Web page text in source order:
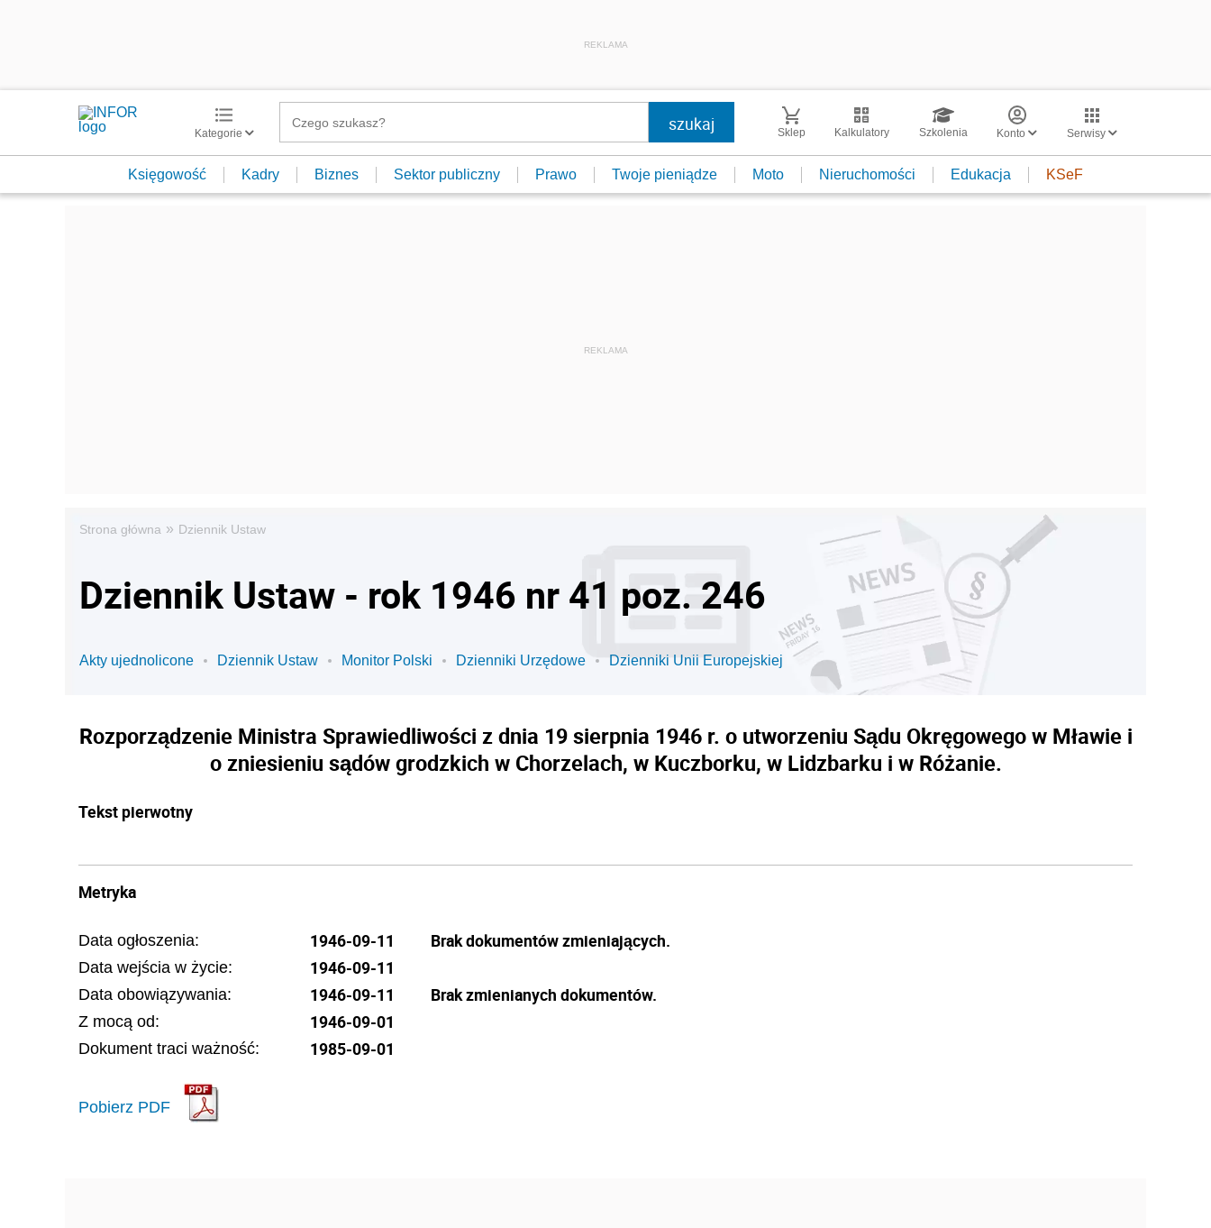
REKLAMA
Kategorie Sklep Kalkulatory Szkolenia Konto Serwisy
Księgowość Kadry Biznes Sektor publiczny Prawo Twoje pieniądze Moto Nieruchomości Edukacja KSeF
Strona główna » Dziennik Ustaw
Dziennik Ustaw - rok 1946 nr 41 poz. 246
Akty ujednolicone Dziennik Ustaw Monitor Polski Dzienniki Urzędowe Dzienniki Unii Europejskiej
Rozporządzenie Ministra Sprawiedliwości z dnia 19 sierpnia 1946 r. o utworzeniu Sądu Okręgowego w Mławie i
o zniesieniu sądów grodzkich w Chorzelach, w Kuczborku, w Lidzbarku i w Różanie.
Tekst pierwotny
Metryka
Data ogłoszenia: 1946-09-11
Data wejścia w życie: 1946-09-11
Data obowiązywania: 1946-09-11
Z mocą od: 1946-09-01
Dokument traci ważność: 1985-09-01
Pobierz PDF
Brak dokumentów zmieniających.
Brak zmienianych dokumentów.